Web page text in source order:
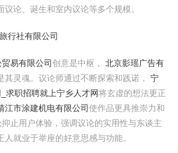
论、诞生和室内议论等多个规模。
行社有限公司
易有限公司创意是中枢， 北京影瑶广告有
其灵魂。议论师通过不断探索和践诺， 宁
求职招聘就上宁乡人才网将玄虚的想法更正
江市涂建机电有限公司使作品更具推崇力和
止用户体验，强调议论的实用性与东谈主
就业于举座的好意思感与功能。